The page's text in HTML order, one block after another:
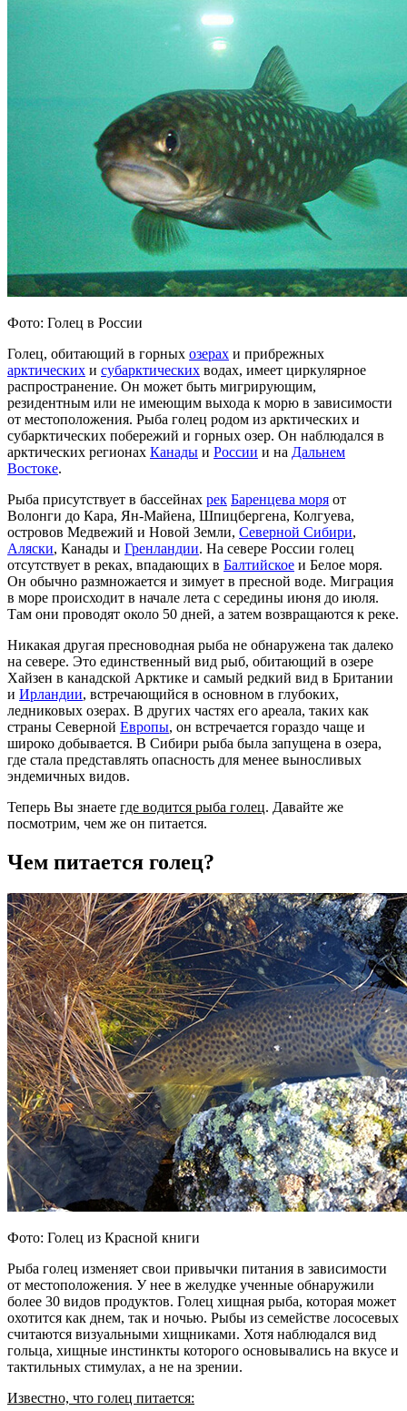
Фото: Голец в России
Голец, обитающий в горных озерах и прибрежных
арктических и субарктических водах, имеет циркулярное
распространение. Он может быть мигрирующим,
резидентным или не имеющим выхода к морю в зависимости
от местоположения. Рыба голец родом из арктических и
субарктических побережий и горных озер. Он наблюдался в
арктических регионах Канады и России и на Дальнем
Востоке.
Рыба присутствует в бассейнах рек Баренцева моря от
Волонги до Кара, Ян-Майена, Шпицбергена, Колгуева,
островов Медвежий и Новой Земли, Северной Сибири,
Аляски, Канады и Гренландии. На севере России голец
отсутствует в реках, впадающих в Балтийское и Белое моря.
Он обычно размножается и зимует в пресной воде. Миграция
в море происходит в начале лета с середины июня до июля.
Там они проводят около 50 дней, а затем возвращаются к реке.
Никакая другая пресноводная рыба не обнаружена так далеко
на севере. Это единственный вид рыб, обитающий в озере
Хайзен в канадской Арктике и самый редкий вид в Британии
и Ирландии, встречающийся в основном в глубоких,
ледниковых озерах. В других частях его ареала, таких как
страны Северной Европы, он встречается гораздо чаще и
широко добывается. В Сибири рыба была запущена в озера,
где стала представлять опасность для менее выносливых
эндемичных видов.
Теперь Вы знаете где водится рыба голец. Давайте же
посмотрим, чем же он питается.
Чем питается голец?
Фото: Голец из Красной книги
Рыба голец изменяет свои привычки питания в зависимости
от местоположения. У нее в желудке ученные обнаружили
более 30 видов продуктов. Голец хищная рыба, которая может
охотится как днем, так и ночью. Рыбы из семействе лососевых
считаются визуальными хищниками. Хотя наблюдался вид
гольца, хищные инстинкты которого основывались на вкусе и
тактильных стимулах, а не на зрении.
Известно, что голец питается: